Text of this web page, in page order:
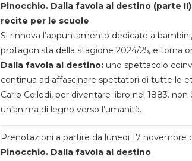
Pinocchio. Dalla favola al destino (parte II)
recite per le scuole
Si rinnova l’appuntamento dedicato a
protagonista della stagione 2024/25, e torna
Dalla favola al destino:uno spettacolo
continua ad affascinare spettatori di tutte le
Carlo Collodi, per diventare libro nel 1883.
un’anima di legno verso l’umanità.
Prenotazioni a partire da lunedi 17 novembre
Pinocchio. Dalla favola al destino